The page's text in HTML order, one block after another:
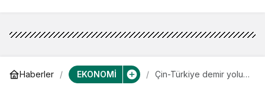
Haberler EKONOMİ
Çin-Türkiye demir yolu